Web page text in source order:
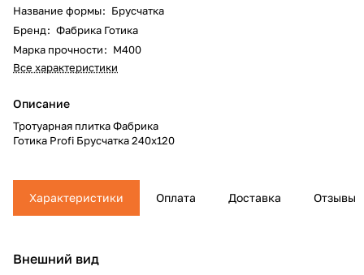
Название формы: Брусчатка
Бренд: Фабрика Готика
Марка прочности: М400
Все характеристики
Описание
Тротуарная плитка Фабрика
Готика Profi Брусчатка 240x120
Характеристики Оплата Доставка Отзывы
Внешний вид